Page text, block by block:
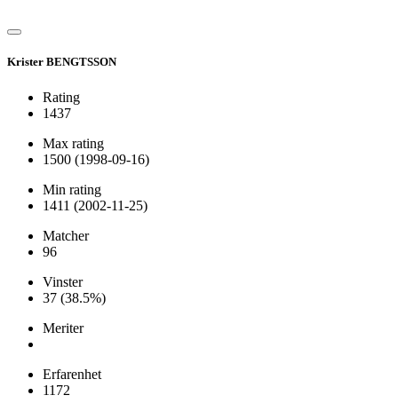
Krister BENGTSSON
Rating
1437
Max rating
1500 (1998-09-16)
Min rating
1411 (2002-11-25)
Matcher
96
Vinster
37 (38.5%)
Meriter
Erfarenhet
1172